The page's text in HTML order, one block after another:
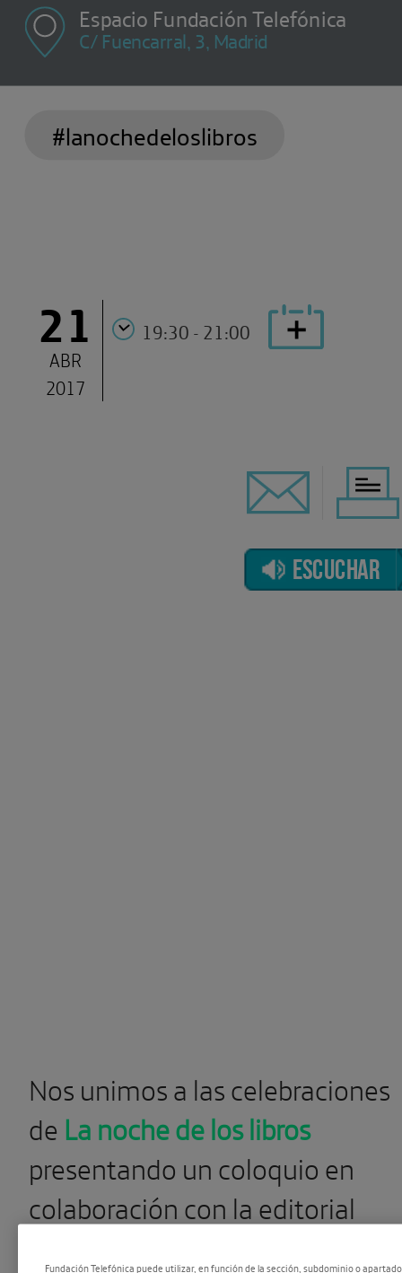
Espacio Fundación Telefónica
C/ Fuencarral, 3, Madrid
#lanochedeloslibros
21
ABR
2017
19:30 - 21:00
ESCUCHAR
Nos unimos a las celebraciones
de La noche de los libros
presentando un coloquio en
colaboración con la editorial
Fundación Telefónica puede utilizar, en función de la sección, subdominio o